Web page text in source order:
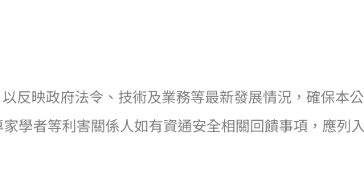
反映政府法令、技術及業務等最新發展情況，確保本
學者等利害關係人如有資通安全相關回饋事項，應列